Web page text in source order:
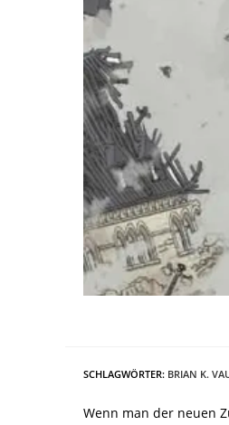
SCHLAGWÖRTER: BRIAN K.
Wenn man der neuen